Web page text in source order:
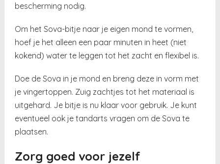
bescherming nodig.
Om het Sova-bitje naar je eigen mond te vormen,
hoef je het alleen een paar minuten in heet (niet
kokend) water te leggen tot het zacht en flexibel is.
Doe de Sova in je mond en breng deze in vorm met
je vingertoppen. Zuig zachtjes tot het materiaal is
uitgehard. Je bitje is nu klaar voor gebruik. Je kunt
eventueel ook je tandarts vragen om de Sova te
plaatsen.
Zorg goed voor jezelf